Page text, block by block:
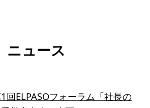
ニュース
1回ELPASOフォーラム「社長の